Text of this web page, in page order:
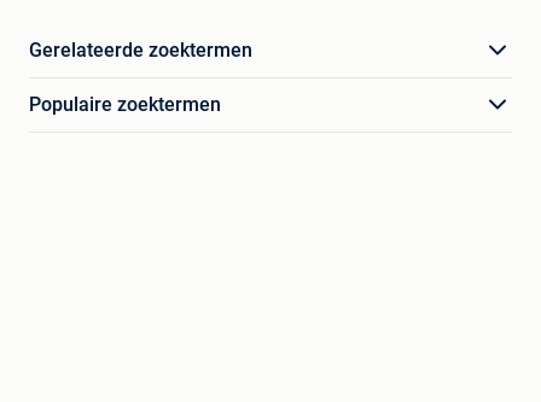
Gerelateerde zoektermen
Populaire zoektermen